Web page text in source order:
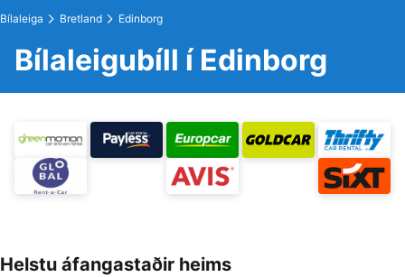
Bílaleiga Bretland Edinborg
Bílaleigubíll í Edinborg
Helstu áfangastaðir heims